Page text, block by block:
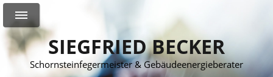
SIEGFRIED BECKER
Schornsteinfegermeister & Gebäudeenergieberater